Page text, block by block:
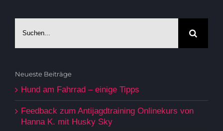
nach:
Neueste Beiträge
Hund am Fahrrad – einige Tipps
Feedback zum Antijagdtraining Onlinekurs von
Hanna K. mit Husky Sky